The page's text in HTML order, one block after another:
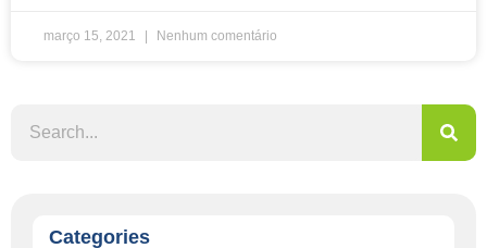
março 15, 2021 Nenhum comentário
Categories